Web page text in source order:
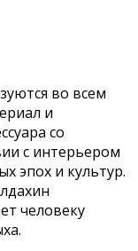
во всем
и
со
с интерьером
эпох и культур.
человеку